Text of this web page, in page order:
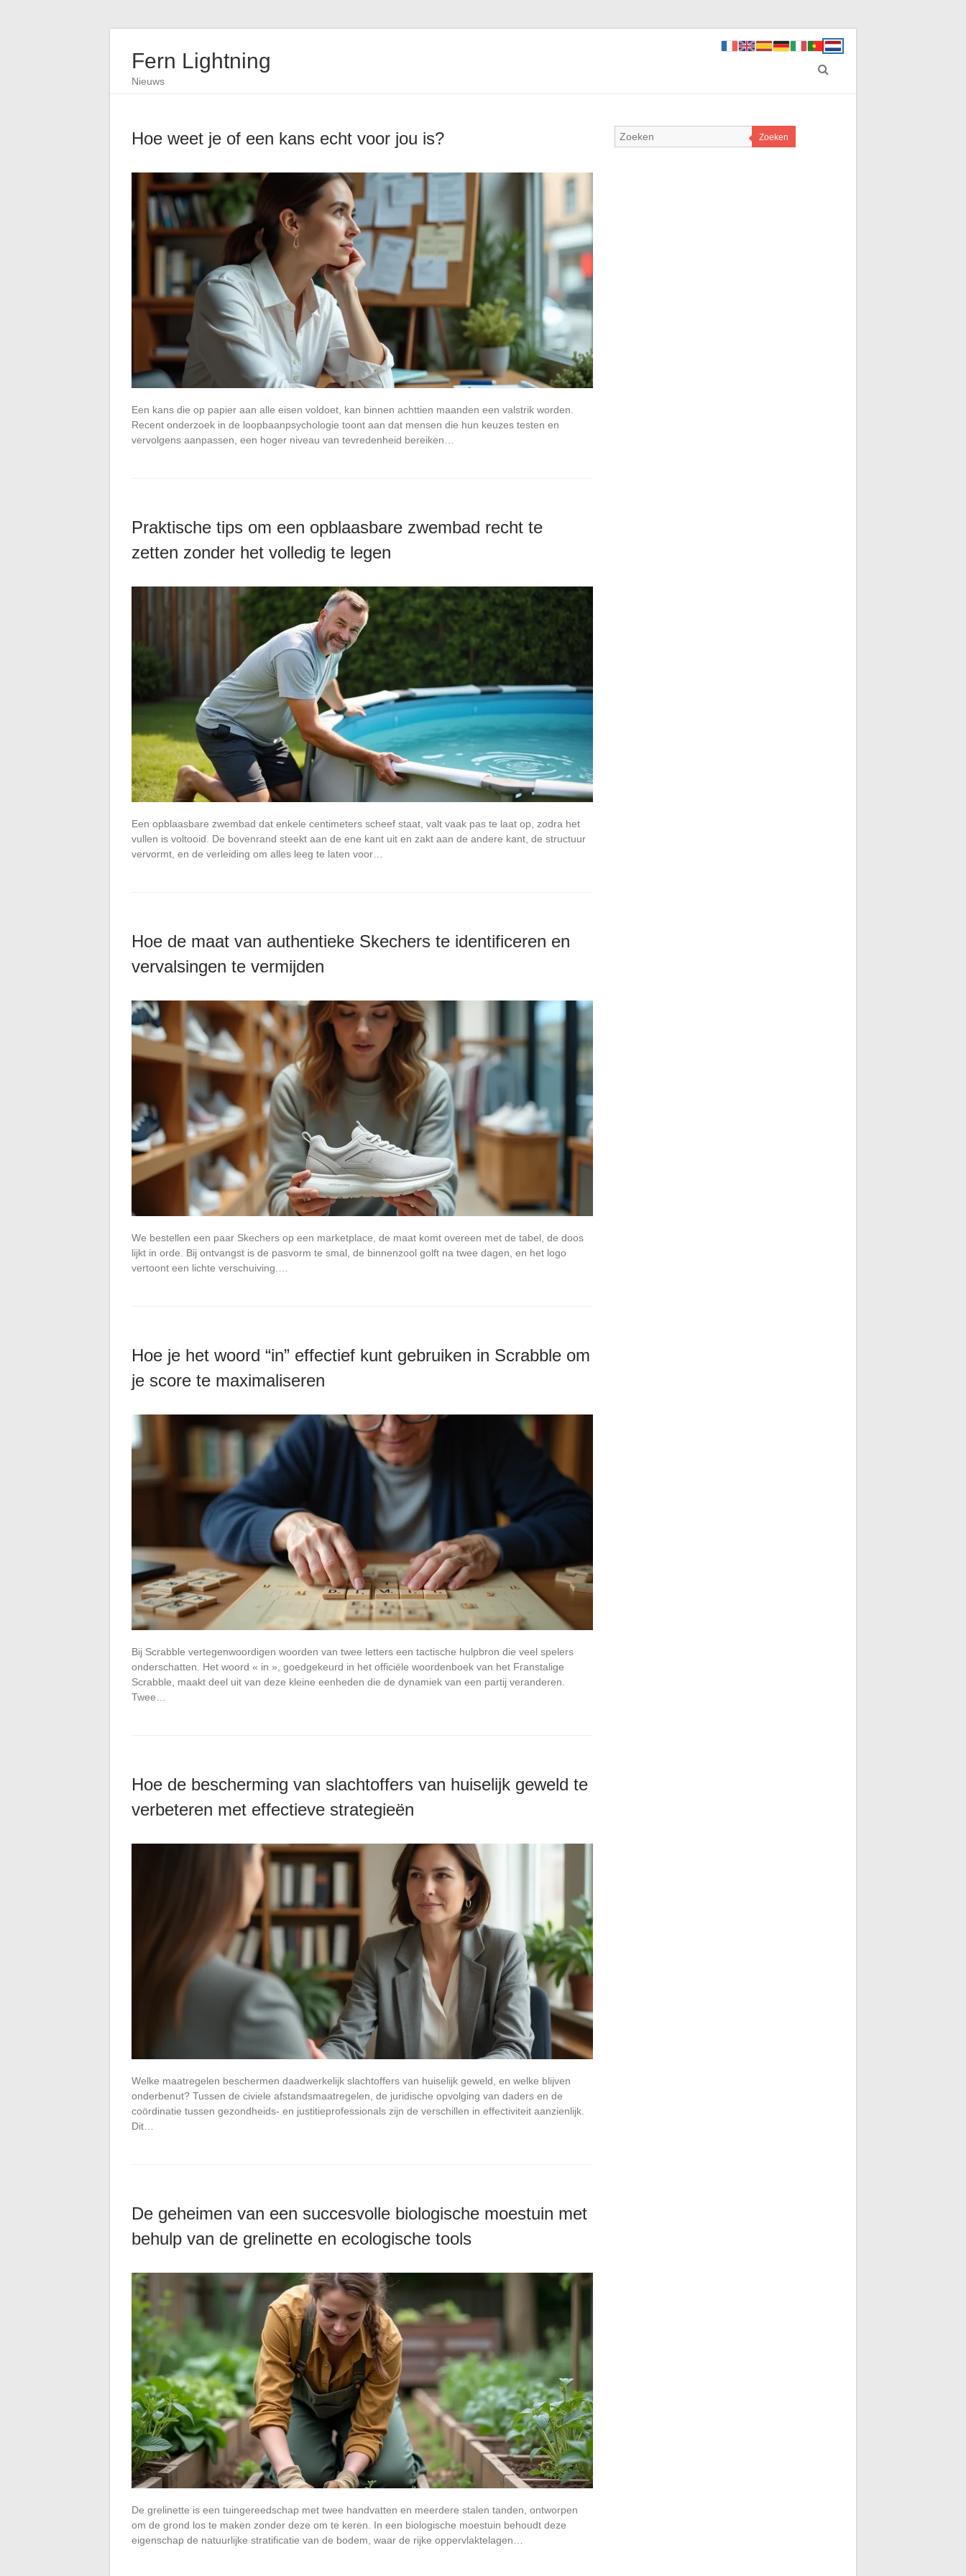
Fern Lightning
Nieuws
Hoe weet je of een kans echt voor jou is?
Een kans die op papier aan alle eisen voldoet, kan binnen achttien maanden een valstrik worden.
Recent onderzoek in de loopbaanpsychologie toont aan dat mensen die hun keuzes testen en
vervolgens aanpassen, een hoger niveau van tevredenheid bereiken…
Praktische tips om een opblaasbare zwembad recht te
zetten zonder het volledig te legen
Een opblaasbare zwembad dat enkele centimeters scheef staat, valt vaak pas te laat op, zodra het
vullen is voltooid. De bovenrand steekt aan de ene kant uit en zakt aan de andere kant, de structuur
vervormt, en de verleiding om alles leeg te laten voor…
Hoe de maat van authentieke Skechers te identificeren en
vervalsingen te vermijden
We bestellen een paar Skechers op een marketplace, de maat komt overeen met de tabel, de doos
lijkt in orde. Bij ontvangst is de pasvorm te smal, de binnenzool golft na twee dagen, en het logo
vertoont een lichte verschuiving.…
Hoe je het woord “in” effectief kunt gebruiken in Scrabble om
je score te maximaliseren
Bij Scrabble vertegenwoordigen woorden van twee letters een tactische hulpbron die veel spelers
onderschatten. Het woord « in », goedgekeurd in het officiële woordenboek van het Franstalige
Scrabble, maakt deel uit van deze kleine eenheden die de dynamiek van een partij veranderen.
Twee…
Hoe de bescherming van slachtoffers van huiselijk geweld te
verbeteren met effectieve strategieën
Welke maatregelen beschermen daadwerkelijk slachtoffers van huiselijk geweld, en welke blijven
onderbenut? Tussen de civiele afstandsmaatregelen, de juridische opvolging van daders en de
coördinatie tussen gezondheids- en justitieprofessionals zijn de verschillen in effectiviteit aanzienlijk.
Dit…
De geheimen van een succesvolle biologische moestuin met
behulp van de grelinette en ecologische tools
De grelinette is een tuingereedschap met twee handvatten en meerdere stalen tanden, ontworpen
om de grond los te maken zonder deze om te keren. In een biologische moestuin behoudt deze
eigenschap de natuurlijke stratificatie van de bodem, waar de rijke oppervlaktelagen…
Zoeken